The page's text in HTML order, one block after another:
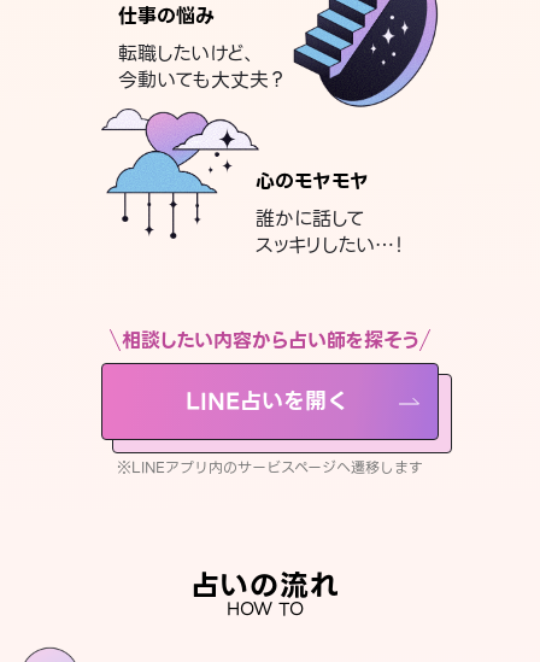
仕事の悩み
転職したいけど、
今動いても大丈夫？
心のモヤモヤ
誰かに話して
スッキリしたい…！
相談したい内容から占い師を探そう
LINE占いを開く
※LINEアプリ内のサービスページへ遷移します
占いの流れ
HOW TO